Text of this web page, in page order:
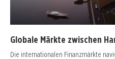
Globale Märkte zwischen
Die internationalen Finanzmärkte